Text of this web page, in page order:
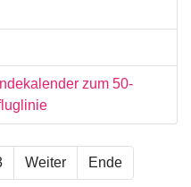
zum 50-
Weiter Ende